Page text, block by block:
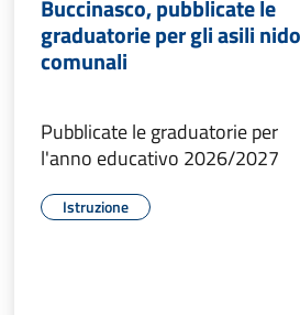
Buccinasco, pubblicate le
graduatorie per gli asili nido
comunali
Pubblicate le graduatorie per
l'anno educativo 2026/2027
Istruzione